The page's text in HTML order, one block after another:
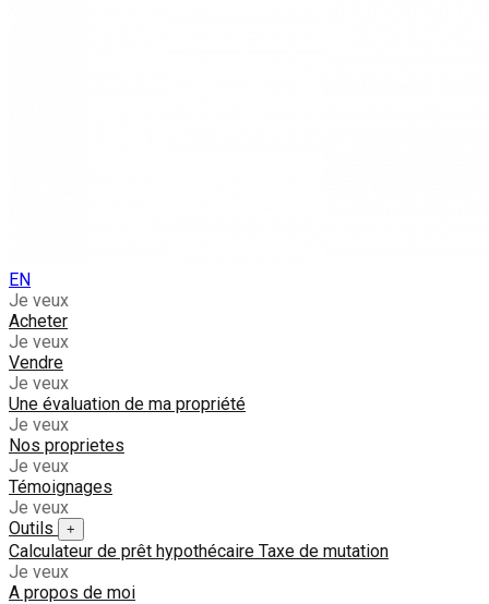
EN
Je veux
Acheter
Je veux
Vendre
Je veux
Une évaluation de ma propriété
Je veux
Nos proprietes
Je veux
Témoignages
Je veux
Outils
+
Calculateur de prêt hypothécaire Taxe de mutation
Je veux
A propos de moi